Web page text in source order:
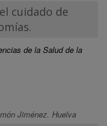
cuidado de
de la Salud de la
Jiménez. Huelva